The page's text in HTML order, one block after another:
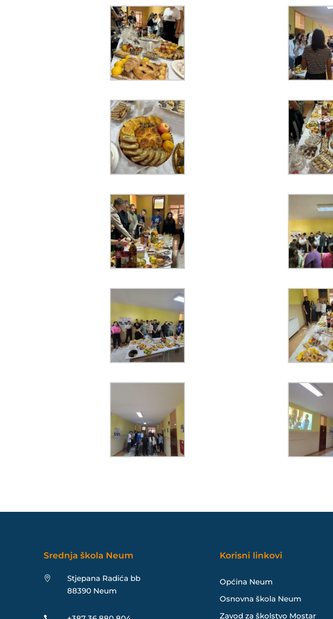
Srednja škola Neum

Stjepana Radića bb
88390 Neum
Korisni linkovi
Općina Neum
Osnovna škola Neum
Zavod za školstvo Mostar